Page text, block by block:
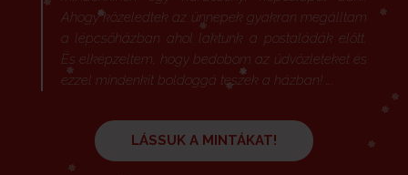
Ahogy közeledtek az ünnepek gyakran megálltam
a lépcsőházban ahol laktunk a postaládák előtt.
És elképzeltem, hogy bedobom az üdvözleteket és
ezzel mindenkit boldoggá teszek a házban! ….
LÁSSUK A MINTÁKAT!